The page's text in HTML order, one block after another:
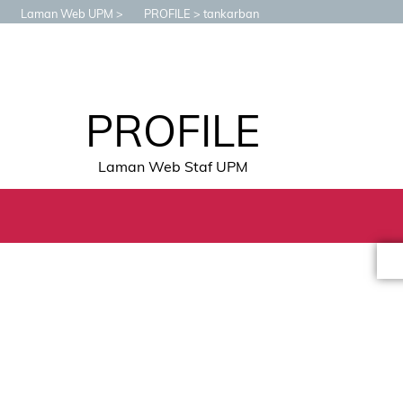
Laman Web UPM PROFILE tankarban
PROFILE
Laman Web Staf UPM